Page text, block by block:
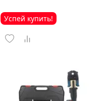
Успей купить!